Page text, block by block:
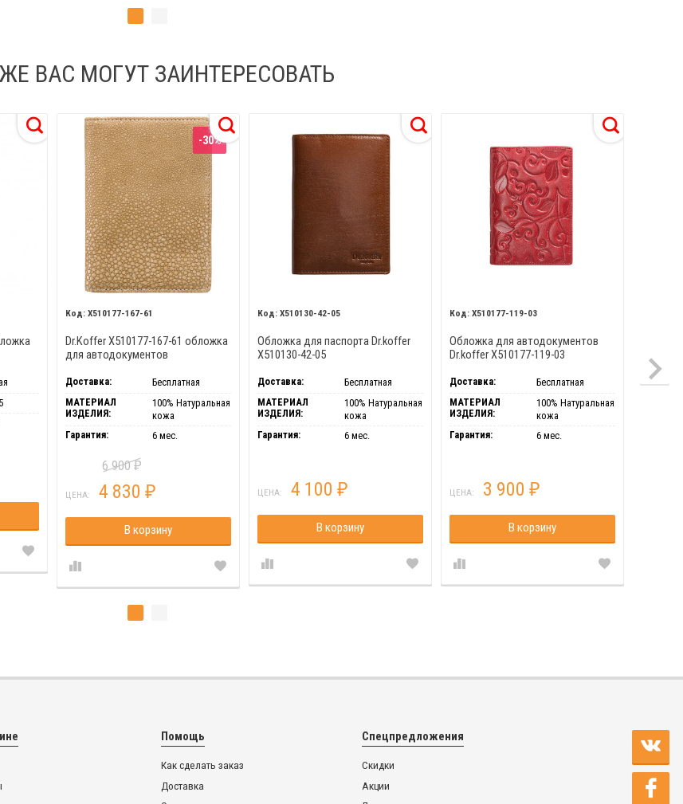
ВАС МОГУТ ЗАИНТЕРЕСОВАТЬ
-30%
X510177-167-61
Dr.Koffer X510177-167-61 обложка
для автодокументов
Доставка:
Бесплатная
МАТЕРИАЛ
ИЗДЕЛИЯ:
100% Натуральная
кожа
Гарантия:
6 мес.
6 900₽
ЦЕНА: 4 830 ₽
В корзину
X510130-42-05
Обложка для паспорта Dr.koffer
X510130-42-05
Доставка:
Бесплатная
МАТЕРИАЛ
ИЗДЕЛИЯ:
100% Натуральная
кожа
Гарантия:
6 мес.
ЦЕНА: 4 100 ₽
В корзину
X510177-119-03
Обложка для автодокументов
Dr.koffer X510177-119-03
Доставка:
Бесплатная
МАТЕРИАЛ
ИЗДЕЛИЯ:
100% Натуральная
кожа
Гарантия:
6 мес.
ЦЕНА: 3 900 ₽
В корзину
Помощь
Как сделать заказ
Доставка
Спецпредложения
Скидки
Акции